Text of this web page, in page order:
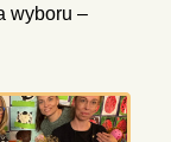
wyboru –